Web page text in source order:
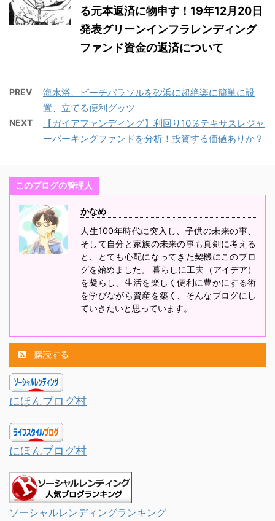
る元本返済に物申す！19年12月20日
発表グリーンインフラレンディング
ファンド資金の返済について
PREV
海水浴、ビーチパラソルを砂浜に超絶楽に簡単に設
置、立てる便利グッツ
NEXT
【ガイアファンディング】利回り10％テキサスレジャ
ーパーキングファンドを分析！投資する価値ありか？
このプログの管理人
かなめ
人生100年時代に突入し、子供の未来の事、
そして自分と家族の未来の事も真剣に考える
と、とても心配になってきた契機にこのブロ
グを始めました。 暮らしに工夫（アイデア）
を凝らし、生活を楽しく便利に豊かにする術
を学びながら資産を築く、そんなブログにし
ていきたいと思っています。
購読する
にほんブログ村
にほんブログ村
ソーシャルレンディングランキング